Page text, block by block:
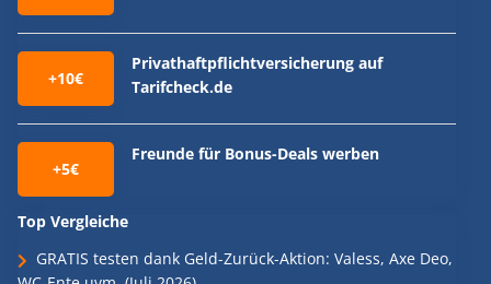
+10€
Privathaftpflichtversicherung auf
Tarifcheck.de
+5€
Freunde für Bonus-Deals werben
Top Vergleiche
GRATIS testen dank Geld-Zurück-Aktion: Valess, Axe Deo,